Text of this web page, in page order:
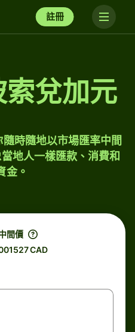
註冊
兌加元
時隨地以市場匯率中間
地人一樣匯款、消費和
金。
間價
CAD